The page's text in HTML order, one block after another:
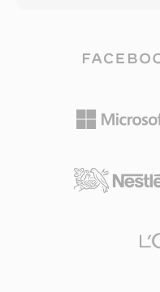
cậy tuyệt đối trên
trễ không đáng kể
cho cài đặt nhạc
bit integer và 32-
nội dung DSD, mà
Tỷ lệ nén ở chế
gốc, cạnh tranh
phần cứng hiện